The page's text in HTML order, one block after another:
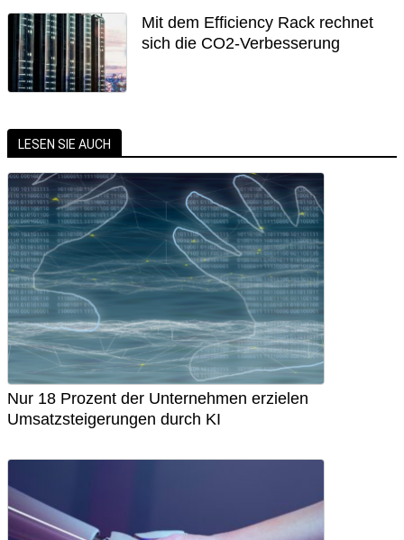
Mit dem Efficiency Rack rechnet
sich die CO2-Verbesserung
LESEN SIE AUCH
Nur 18 Prozent der Unternehmen erzielen
Umsatzsteigerungen durch KI